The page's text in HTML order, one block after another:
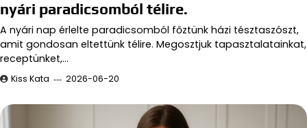
nyári paradicsomból télire.
A nyári nap érlelte paradicsomból főztünk házi tésztaszószt,
amit gondosan eltettünk télire. Megosztjuk tapasztalatainkat,
receptünket,…
Kiss Kata 2026-06-20